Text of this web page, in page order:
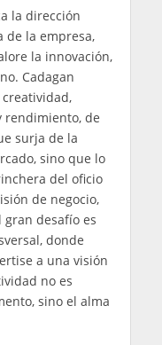
la dirección
de la empresa,
la innovación,
Cadagan
rendimiento, de
surja de la
sino que lo
del oficio
de negocio,
desafío es
donde
a una visión
no es
sino el alma